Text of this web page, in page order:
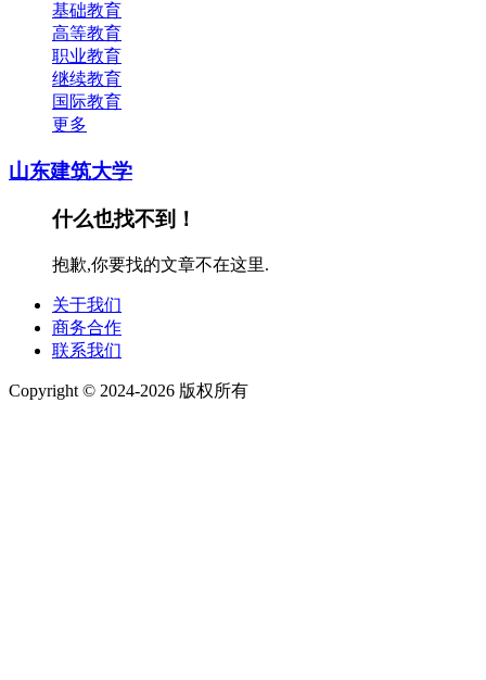
基础教育
高等教育
职业教育
继续教育
国际教育
更多
山东建筑大学
什么也找不到！
抱歉,你要找的文章不在这里.
关于我们
商务合作
联系我们
Copyright © 2024-2026 版权所有